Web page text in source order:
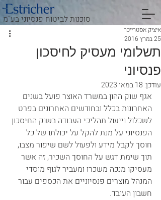
סוכנות לביטוח פנסיוני בע"מ
תשלומי מעסיק לחיסכון
פנסיוני
איציק אסטרייכר
25 במרץ 2016
עודכן: 18 במאי 2023
אגף שוק ההון במשרד האוצר פועל בשנים
האחרונות בכלל ובחודשים האחרונים בפרט
לשכלול וייעול תהליכי העבודה בשוק החיסכון
הפנסיוני על מנת להקל על יכולתו של כל
חוסך לקבל מידע ולפעול לשם שיפור מצבו,
תוך שימת דגש על החוסך השכיר, זה אשר
מעסיקו מנכה משכרו ומעביר לגוף מוסדי
המנהל מוצרים פנסיוניים את הכספים עבור
חשבון העובד.